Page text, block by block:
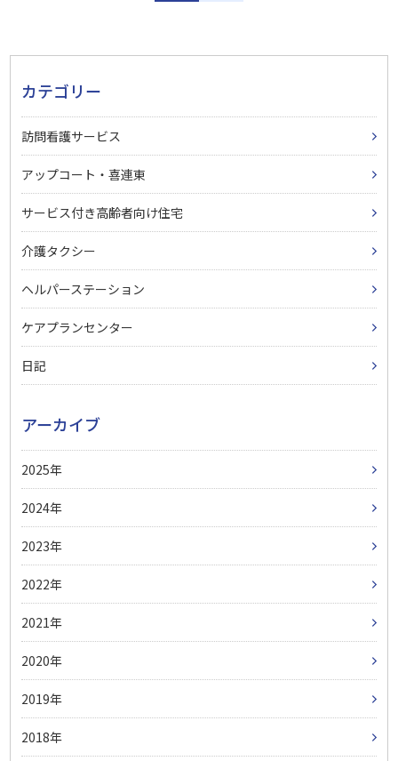
カテゴリー
訪問看護サービス
アップコート・喜連東
サービス付き高齢者向け住宅
介護タクシー
ヘルパーステーション
ケアプランセンター
日記
アーカイブ
2025
2024
2023
2022
2021
2020
2019
2018